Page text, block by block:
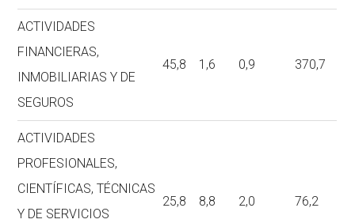
ACTIVIDADES
FINANCIERAS,
INMOBILIARIAS Y DE
SEGUROS
45,8 1,6 0,9 370,7
ACTIVIDADES
PROFESIONALES,
CIENTÍFICAS, TÉCNICAS
Y DE SERVICIOS
25,8 8,8 2,0 76,2